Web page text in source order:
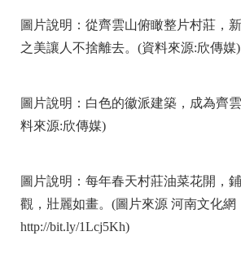
圖片說明：從齊雲山俯瞰整片村莊，
之美讓人不捨離去。(資料來源:欣傳媒)
圖片說明：白色的徽派建築，成為齊
料來源:欣傳媒)
圖片說明：每年春天村莊油菜花開，
觀，壯麗如畫。(圖片來源 河南文化網
http://bit.ly/1Lcj5Kh)